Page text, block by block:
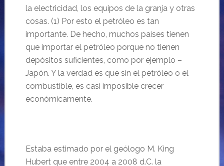
la electricidad, los equipos de la granja y otras
cosas. (1) Por esto el petróleo es tan
importante. De hecho, muchos países tienen
que importar el petróleo porque no tienen
depósitos suficientes, como por ejemplo –
Japón. Y la verdad es que sin el petróleo o el
combustible, es casi imposible crecer
económicamente.
Estaba estimado por el geólogo M. King
Hubert que entre 2004 a 2008 d.C. la